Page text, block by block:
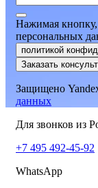
Нажимая кнопку,
персональных
политикой
Заказать
Защищено
данных
Для звонков из
+7 495 492-45-92
WhatsApp